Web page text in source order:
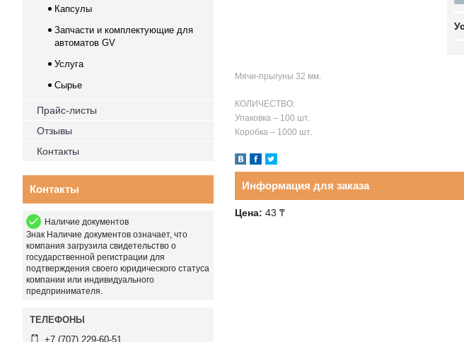
Мячи-прыгуны 32 мм.
КОЛИЧЕСТВО:
Упаковка – 100 шт.
Коробка – 1000 шт.
Информация для заказа
Цена: 43 ₸
Капсулы
Запчасти и комплектующие для
автоматов GV
Услуга
Сырье
Прайс-листы
Отзывы
Контакты
Контакты
Наличие документов
Знак Наличие документов означает, что
компания загрузила свидетельство о
государственной регистрации для
подтверждения своего юридического статуса
компании или индивидуального
предпринимателя.
+7 (707) 229-60-51